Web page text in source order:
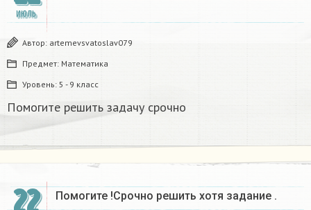
ИЮЛЬ
Автор: artemevsvatoslav079
Предмет: Математика
Уровень: 5 - 9 класс
Помогите решить задачу срочно
Помогите !Срочно решить хотя задание .